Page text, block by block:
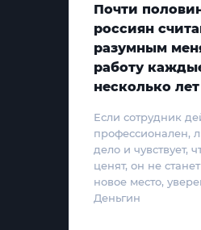
Почти
россиян
разумным
работу
несколько лет
Если сотрудник
профессионален,
дело и чувствует,
ценят, он не
новое место,
Деньгин